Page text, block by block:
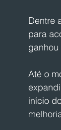
Dentre
para
Até o
início